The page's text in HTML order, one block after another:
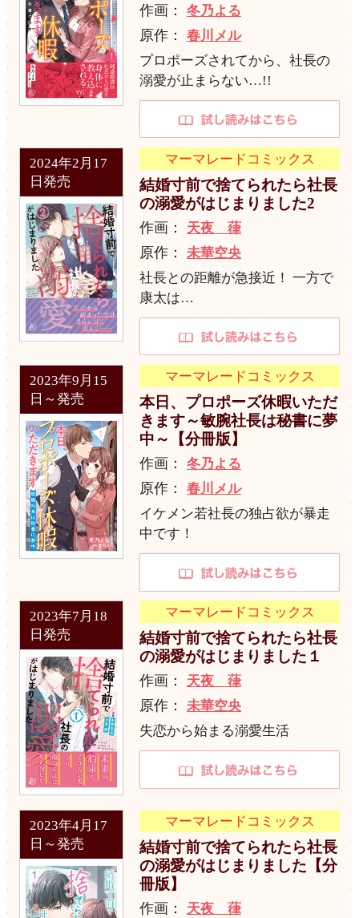
作画： 冬乃よる
原作： 春川メル
プロポーズされてから、社長の
溺愛が止まらない…!!
2024年2月17
日発売
マーマレードコミックス
結婚寸前で捨てられたら社長
の溺愛がはじまりました2
作画： 天夜 葎
原作： 未華空央
社長との距離が急接近！ 一方で
康太は…
2023年9月15
日～発売
マーマレードコミックス
本日、プロポーズ休暇いただ
きます～敏腕社長は秘書に夢
中～【分冊版】
作画： 冬乃よる
原作： 春川メル
イケメン若社長の独占欲が暴走
中です！
2023年7月18
日発売
マーマレードコミックス
結婚寸前で捨てられたら社長
の溺愛がはじまりました１
作画： 天夜 葎
原作： 未華空央
失恋から始まる溺愛生活
2023年4月17
日～発売
マーマレードコミックス
結婚寸前で捨てられたら社長
の溺愛がはじまりました【分
冊版】
作画： 天夜 葎